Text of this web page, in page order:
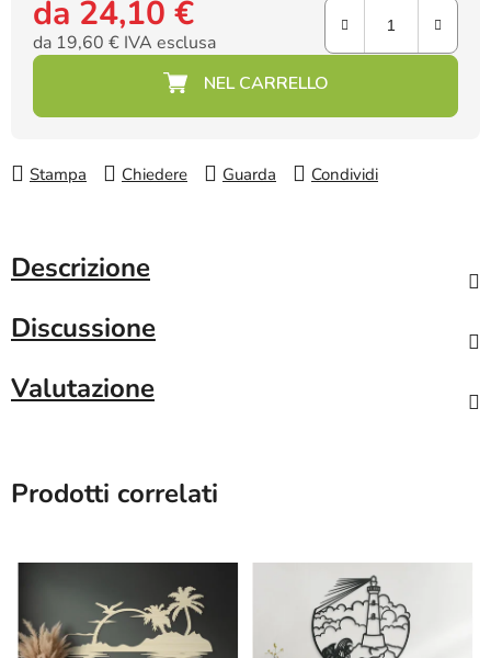
da 24,10 €
da 19,60 € IVA esclusa
Prezzo della misura:
Stampa Chiedere Guarda Condividi
Descrizione
Discussione
Valutazione
Prodotti correlati